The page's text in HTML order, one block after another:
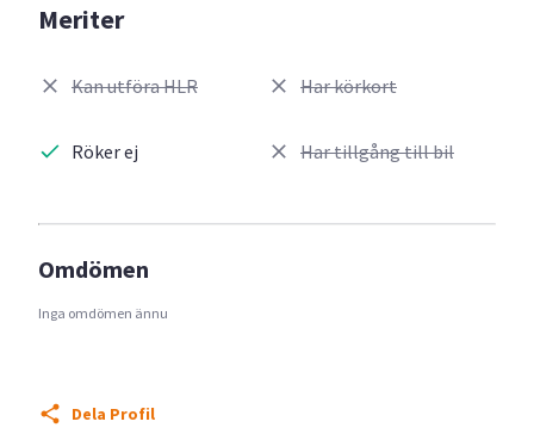
Meriter
Kan utföra HLR
Röker ej
Har körkort
Har tillgång till bil
Omdömen
Inga omdömen ännu
Dela Profil